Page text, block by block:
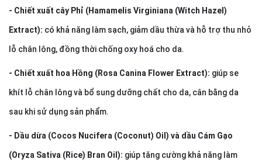
- Chiết xuất cây Phỉ (Hamamelis Virginiana (Witch Hazel)
Extract): có khả năng làm sạch, giảm dầu thừa và hỗ trợ thu nhỏ
lỗ chân lông, đồng thời chống oxy hoá cho da.
- Chiết xuất hoa Hồng (Rosa Canina Flower Extract): giúp se
khít lỗ chân lông và bổ sung dưỡng chất cho da, cân bằng da
sau khi sử dụng sản phẩm.
- Dầu dừa (Cocos Nucifera (Coconut) Oil) và dầu Cám Gạo
(Oryza Sativa (Rice) Bran Oil): giúp tăng cường khả năng làm